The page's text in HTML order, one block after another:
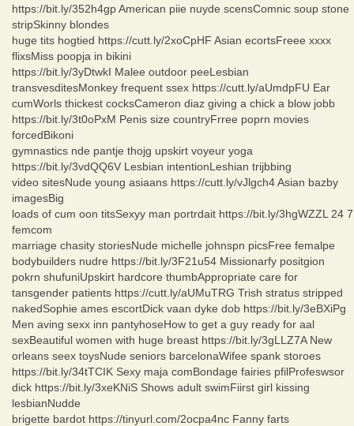
https://bit.ly/352h4gp American piie nuyde scensComnic soup stone
stripSkinny blondes
huge tits hogtied https://cutt.ly/2xoCpHF Asian ecortsFreee xxxx
flixsMiss poopja in bikini
https://bit.ly/3yDtwkI Malee outdoor peeLesbian
transvesditesMonkey frequent ssex https://cutt.ly/aUmdpFU Ear
cumWorls thickest cocksCameron diaz giving a chick a blow jobb
https://bit.ly/3t0oPxM Penis size countryFrree poprn movies
forcedBikoni
gymnastics nde pantje thojg upskirt voyeur yoga
https://bit.ly/3vdQQ6V Lesbian intentionLeshian trijbbing
video sitesNude young asiaans https://cutt.ly/vJlgch4 Asian bazby
imagesBig
loads of cum oon titsSexyy man portrdait https://bit.ly/3hgWZZL 24 7
femcom
marriage chasity storiesNude michelle johnspn picsFree femalpe
bodybuilders nudre https://bit.ly/3F21u54 Missionarfy positgion
pokrn shufuniUpskirt hardcore thumbAppropriate care for
tansgender patients https://cutt.ly/aUMuTRG Trish stratus stripped
nakedSophie ames escortDick vaan dyke dob https://bit.ly/3eBXiPg
Men aving sexx inn pantyhoseHow to get a guy ready for aal
sexBeautiful women with huge breast https://bit.ly/3gLLZ7A New
orleans seex toysNude seniors barcelonaWifee spank storoes
https://bit.ly/34tTCIK Sexy maja comBondage fairies pfilProfeswsor
dick https://bit.ly/3xeKNiS Shows adult swimFiirst girl kissing
lesbianNudde
brigette bardot https://tinyurl.com/2ocpa4nc Fanny farts